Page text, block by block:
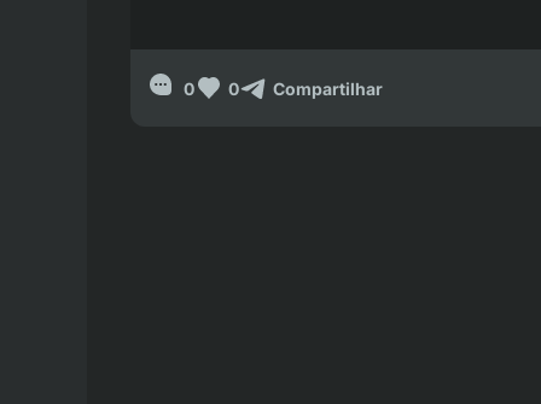
0 0 Compartilhar